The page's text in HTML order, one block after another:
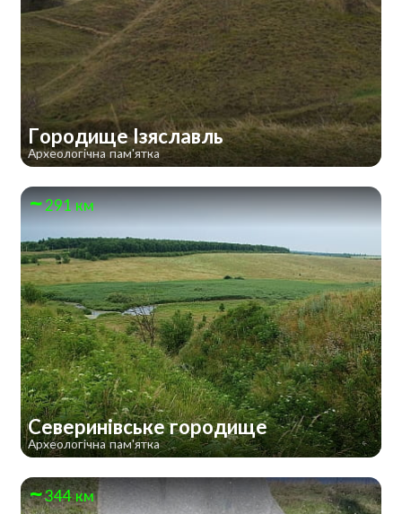
Городище Ізяславль
Археологічна пам'ятка
291 км
Северинівське городище
Археологічна пам'ятка
344 км